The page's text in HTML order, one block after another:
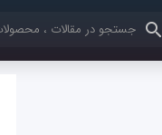
کلمات کلیدی خود را وارد کنید